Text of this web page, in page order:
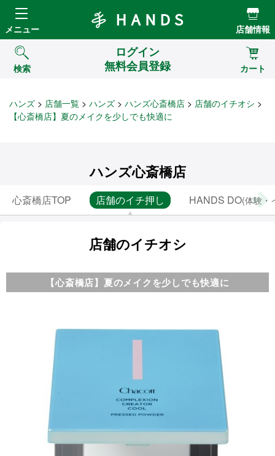
Hands ハンズ
メニュー 店舗情報
検索
ログイン
無料会員登録
カート
ハンズ 店舗一覧 ハンズ ハンズ心斎橋店
店舗のイチオシ
【心斎橋店】夏のメイクを少しでも快適に
ハンズ心斎橋店
心斎橋店TOP 店舗のイチ押し HANDS DO(体験・
店舗のイチオシ
【心斎橋店】夏のメイクを少しでも快適に